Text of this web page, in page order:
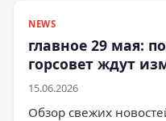
NEWS
главное 29 мая:
горсовет ждут
15.06.2026
Обзор свежих